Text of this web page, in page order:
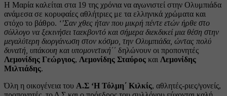
Η Μαρία καλείται στα 19 της χρόνια να αγωνιστεί στην Ολυμπιάδα
ανάμεσα σε κορυφαίες αθλήτριες με τα ελληνικά χρώματα και
στόχο το βάθρο. ‘’Σαν χθες ήταν που μικρή πέντε ετών ήρθε στο
σύλλογο να ξεκινήσει ταεκβοντό και σήμερα διεκδικεί μια θέση στην
μεγαλύτερη διοργάνωση στον κόσμο, την Ολυμπιάδα, ώντας πολύ
δυνατή, υπάκουη και υπομονετική΄΄ δηλώνουν οι προπονητές
Λεμονίδης Γεώργιος, Λεμονίδης Σταύρος και Λεμονίδης
Μιλτιάδης.
Όλη η οικογένεια του Α.Σ ‘Η Τόλμη΄ Κιλκίς, αθλητές-ριες/γονείς,